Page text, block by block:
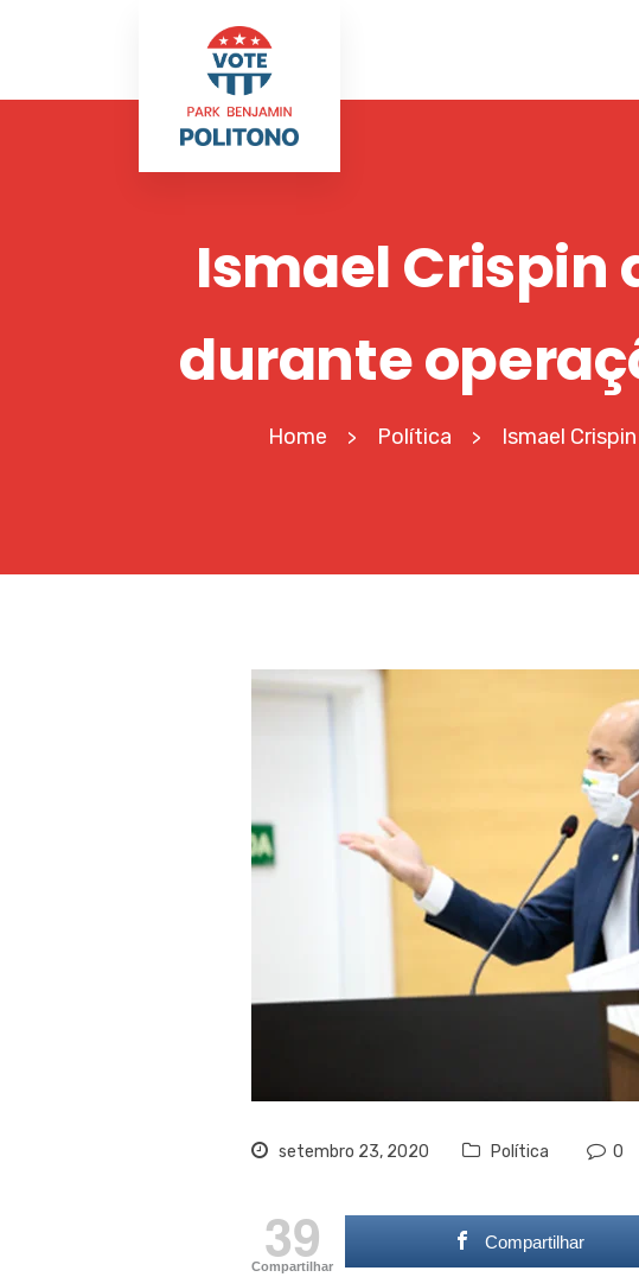
Ismael Crispin
durante
Home > Política > Ismael
setembro 23, 2020 Política 0
39
Compartilhar
Compartilhar